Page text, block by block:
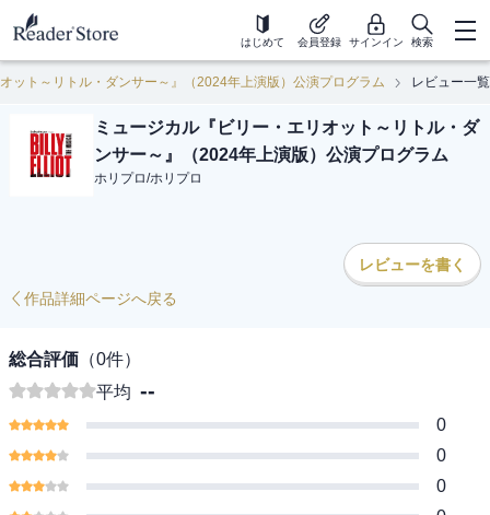
はじめて 会員登録 サインイン 検索
ット～リトル・ダンサー～』（2024年上演版）公演プログラム レビュー一覧
ミュージカル『ビリー・エリオット～リトル・ダ
ンサー～』（2024年上演版）公演プログラム
ホリプロ/ホリプロ
レビューを書く
作品詳細ページへ戻る
総合評価 （0件）
平均 --
0
0
0